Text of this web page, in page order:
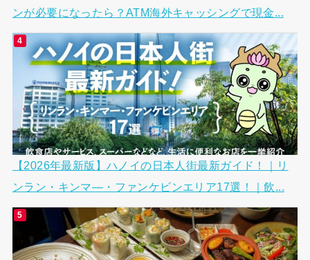
ンが必要になったら？ATM海外キャッシングで現金...
【2026年最新版】ハノイの日本人街最新ガイド！｜リ
ンラン・キンマ―・ファンケビンエリア17選！｜飲...